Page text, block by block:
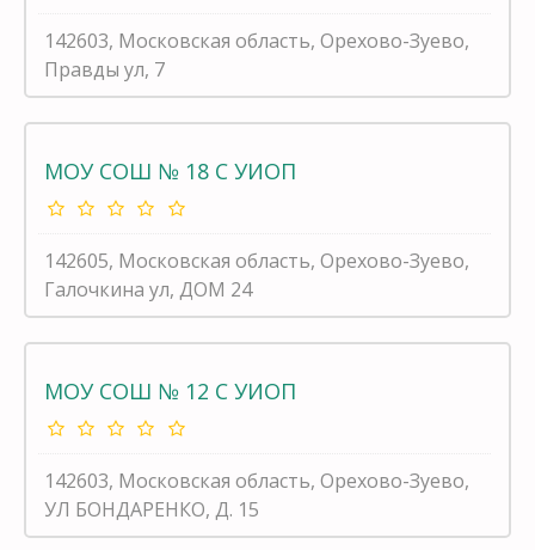
142603, Московская область, Орехово-Зуево,
Правды ул, 7
МОУ СОШ № 18 С УИОП
142605, Московская область, Орехово-Зуево,
Галочкина ул, ДОМ 24
МОУ СОШ № 12 С УИОП
142603, Московская область, Орехово-Зуево,
УЛ БОНДАРЕНКО, Д. 15